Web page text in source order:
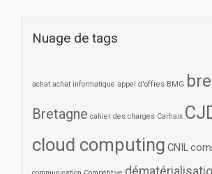
Nuage de tags
achat achat informatique appel d'offres BMG
Bretagne cahier des charges Carhaix
cloud computing CNIL